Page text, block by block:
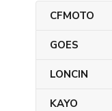
CFMOTO
GOES
LONCIN
KAYO